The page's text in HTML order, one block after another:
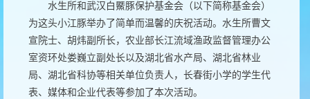
水生所和武汉白鱀豚保护基金会（以下简称基金会）
为这头小江豚举办了简单而温馨的庆祝活动。水生所曹文
宣院士、胡炜副所长，农业部长江流域渔政监督管理办公
室资环处娄巍立副处长以及湖北省水产局、湖北省林业
局、湖北省科协等相关单位负责人，长春街小学的学生代
表、媒体和企业代表等参加了本次活动。